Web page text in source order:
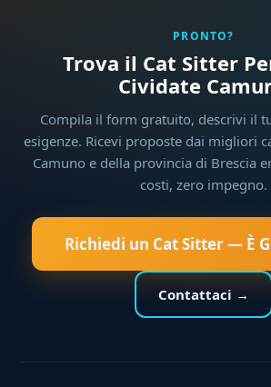
PRONTO?
Trova il Cat Sitter
Cividate
Compila il form gratuito, descrivi il
esigenze. Ricevi proposte dai migliori
Camuno e della provincia di Brescia
costi, zero impegno.
Richiedi un Cat Sitter — È
Contattaci →